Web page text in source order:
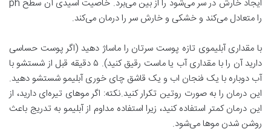
ایجاد خارش در سر می‌شود را از بین می‌برد. خاصیت اسیدی آن سطح ph
را متعادل می‌کند و خشکی و خارش سر را درمان می‌کند.
با مقداری آبلیموی تازه پوست سرتان را ماساژ دهید (اگر پوست حساسی
دارید آن را با مقداری آب یا ماست رقیق کنید). ۵ دقیقه قبل از شستشو با
آب دوباره با یک فنجان اب و یک قاشق چای خوری آبلیمو شستشو دهید.
این درمان را به صورت روتین تکرار کنید.نکته: اگر مو‌های تیره‌ای دارید، از
این درمان کمتر استفاده کنید، زیرا استفاده مداوم از آبلیمو به تدریج باعث
روشن شدن مو‌ها می‌شود.